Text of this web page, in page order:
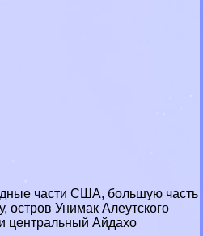
части США, большую часть
остров Унимак Алеутского
центральный Айдахо